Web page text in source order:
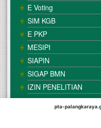
E Voting
SIM KGB
E PKP
MESIPI
SIAPIN
SIGAP BMN
IZIN PENELITIAN
pta-